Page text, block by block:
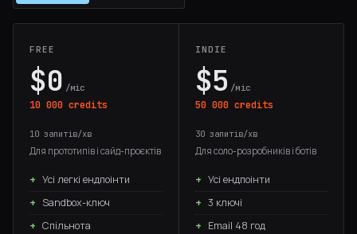
FREE
$0 /міс
10 000 credits
10 запитів/хв
Для прототипів і сайд-проєктів
Усі легкі ендпоінти
Sandbox-ключ
Спільнота
INDIE
$5 /міс
50 000 credits
30 запитів/хв
Для соло-розробників і ботів
Усі ендпоінти
3 ключі
Email 48 год